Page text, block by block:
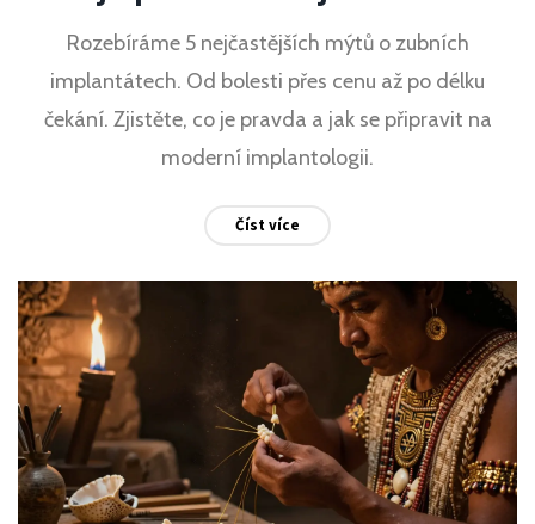
Rozebíráme 5 nejčastějších mýtů o zubních
implantátech. Od bolesti přes cenu až po délku
čekání. Zjistěte, co je pravda a jak se připravit na
moderní implantologii.
Číst více